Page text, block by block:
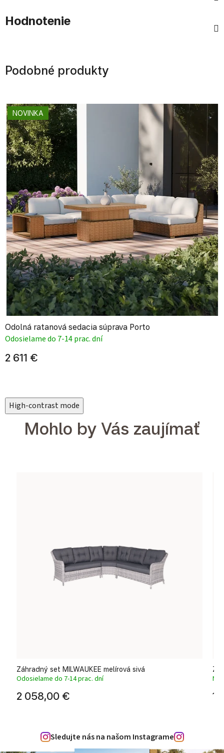
Hodnotenie
Podobné produkty
NOVINKA
Odolná ratanová sedacia súprava Porto
Odosielame do 7-14 prac. dní
2 611 €
High-contrast mode
Mohlo by Vás zaujímať
Záhradný set MILWAUKEE melírová sivá
Odosielame do 7-14 prac. dní
2 058,00 €
Na
1
Sledujte nás na našom Instagrame